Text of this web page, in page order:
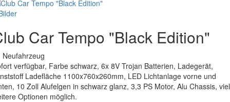
Car Tempo "Black Edition"
Neufahrzeug
verfügbar, Farbe schwarz, 6x 8V Trojan Batterien, Ladegerät,
Ladefläche 1100x760x260mm, LED Lichtanlage vorne und
10 Zoll Alufelgen in schwarz glanz, 3,3 PS Motor, Alu Chassis,
Optionen möglich.